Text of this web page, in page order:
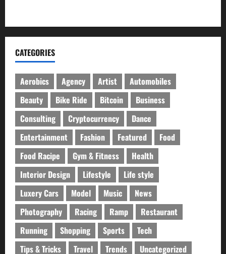
CATEGORIES
Aerobics Agency Artist
Automobiles
Beauty
Bike Ride Bitcoin
Business
Consulting
Cryptocurrency
Dance
Entertainment
Fashion Featured
Food
Food Racipe
Gym & Fitness
Health
Interior Design
Lifestyle
Life style
Luxery Cars
Model Music
News
Photography
Racing Ramp
Restaurant
Running
Shopping Sports
Tech
Tips & Tricks
Travel Trends Uncategorized